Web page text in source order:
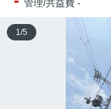
管理/共益費 -
1 /5